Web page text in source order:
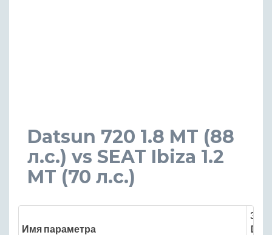
Datsun 720 1.8 MT (88
л.с.) vs SEAT Ibiza 1.2
MT (70 л.с.)
Имя параметра